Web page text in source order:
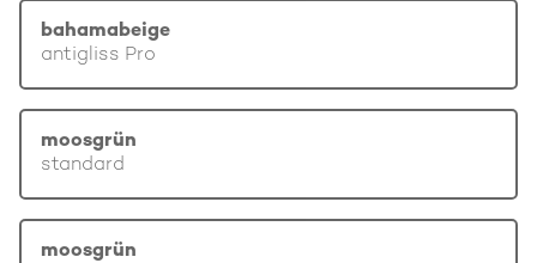
bahamabeige
antigliss Pro
moosgrün
standard
moosgrün